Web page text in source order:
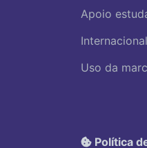
Apoio
Uso da
Política